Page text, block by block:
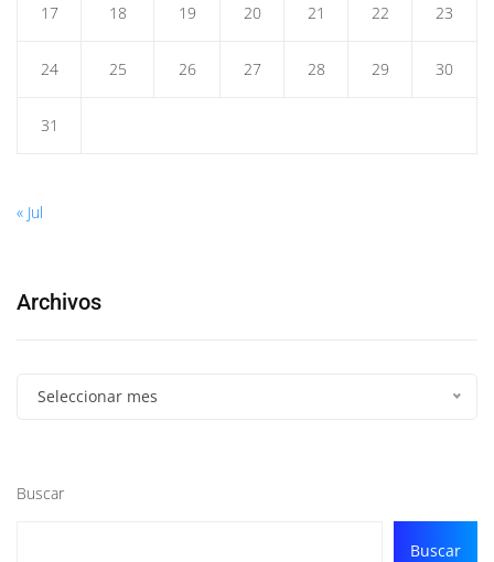
17 18 19 20 21 22 23
24 25 26 27 28 29 30
31
« Jul
Archivos
Seleccionar mes
Buscar
Buscar